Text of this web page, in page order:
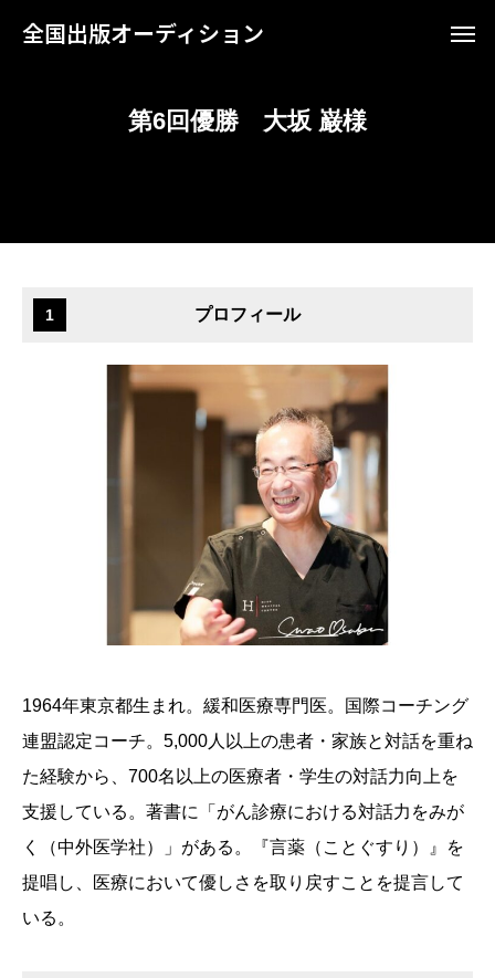
全国出版オーディション
第6回優勝 大坂 巌様
1 プロフィール
1964年東京都生まれ。緩和医療専門医。国際コーチング
連盟認定コーチ。5,000人以上の患者・家族と対話を重ね
た経験から、700名以上の医療者・学生の対話力向上を
支援している。著書に「がん診療における対話力をみが
く（中外医学社）」がある。『言薬（ことぐすり）』を
提唱し、医療において優しさを取り戻すことを提言して
いる。